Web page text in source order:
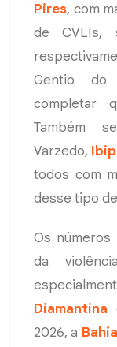
Pires, com
de CVLIs,
Gentio do
completar
Também
Varzedo,
todos com
desse tipo
Os
da
Diamantina
2026, a Bahia